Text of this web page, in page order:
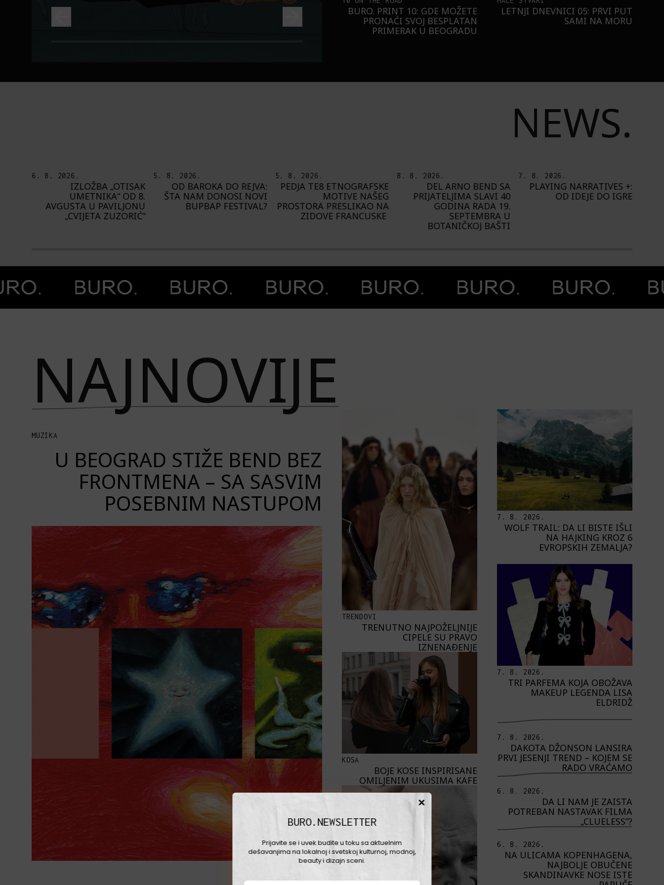
BURO. PRINT 10: GDE MOŽETE
PRONAĆI SVOJ BESPLATAN
PRIMERAK U BEOGRADU
LETNJI DNEVNICI 05: PRVI PUT
SAMI NA MORU
NEWS.
6. 8. 2026.
IZLOŽBA „OTISAK
UMETNIKA“ OD 8.
AVGUSTA U PAVILJONU
„CVIJETA ZUZORIĆ“
5. 8. 2026.
OD BAROKA DO REJVA:
ŠTA NAM DONOSI NOVI
BUPBAP FESTIVAL?
5. 8. 2026.
PEDJA TE8 ETNOGRAFSKE
MOTIVE NAŠEG
PROSTORA PRESLIKAO NA
ZIDOVE FRANCUSKE
8. 8. 2026.
DEL ARNO BEND SA
PRIJATELJIMA SLAVI 40
GODINA RADA 19.
SEPTEMBRA U
BOTANIČKOJ BAŠTI
7. 8. 2026.
PLAYING NARRATIVES +:
OD IDEJE DO IGRE
NAJNOVIJE
MUZIKA
U BEOGRAD STIŽE BEND BEZ
FRONTMENA – SA SASVIM
POSEBNIM NASTUPOM
TRENDOVI
TRENUTNO NAJPOŽELJNIJE
CIPELE SU PRAVO
IZNENAĐENJE
KOSA
BOJE KOSE INSPIRISANE
OMILJENIM UKUSIMA KAFE
7. 8. 2026.
WOLF TRAIL: DA LI BISTE IŠLI
NA HAJKING KROZ 6
EVROPSKIH ZEMALJA?
7. 8. 2026.
TRI PARFEMA KOJA OBOŽAVA
MAKEUP LEGENDA LISA
ELDRIDŽ
7. 8. 2026.
DAKOTA DŽONSON LANSIRA
PRVI JESENJI TREND – KOJEM SE
RADO VRAĆAMO
6. 8. 2026.
DA LI NAM JE ZAISTA
POTREBAN NASTAVAK FILMA
„CLUELESS”?
6. 8. 2026.
NA ULICAMA KOPENHAGENA,
NAJBOLJE OBUČENE
SKANDINAVKE NOSE ISTE
BURO.NEWSLETTER
Prijavite se i uvek budite u toku sa aktuelnim
dešavanjima na lokalnoj i svetskoj kulturnoj, modnoj,
beauty i dizajn sceni.